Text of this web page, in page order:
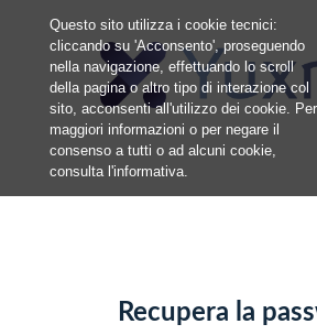
Recupera la
Questo sito utilizza i cookie tecnici:
cliccando su 'Acconsento', proseguendo
nella navigazione, effettuando lo scroll
della pagina o altro tipo di interazione col
sito, acconsenti all'utilizzo dei cookie. Per
maggiori informazioni o per negare il
consenso a tutti o ad alcuni cookie,
consulta l'informativa.